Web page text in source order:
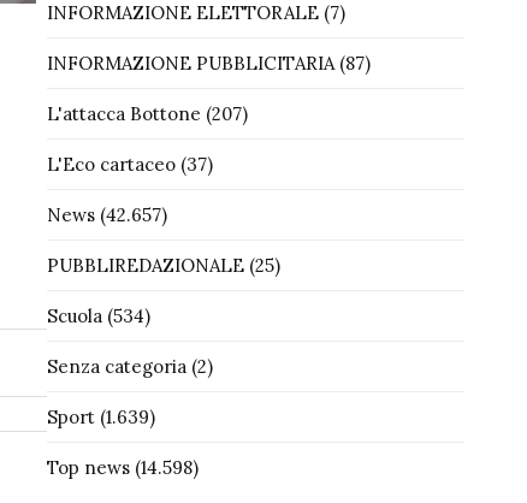
INFORMAZIONE ELETTORALE(7)
INFORMAZIONE PUBBLICITARIA(87)
L'attacca Bottone (207)
L'Eco cartaceo(37)
News(42.657)
PUBBLIREDAZIONALE(25)
Scuola(534)
Senza categoria(2)
Sport(1.639)
Top news(14.598)